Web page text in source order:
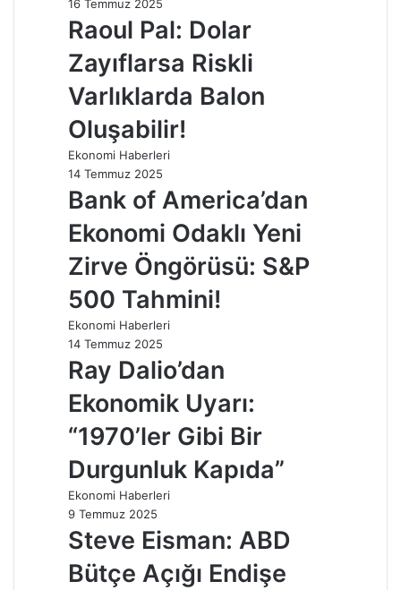
16 Temmuz 2025
Raoul Pal: Dolar
Zayıflarsa Riskli
Varlıklarda Balon
Oluşabilir!
Ekonomi Haberleri
14 Temmuz 2025
Bank of America’dan
Ekonomi Odaklı Yeni
Zirve Öngörüsü: S&P
500 Tahmini!
Ekonomi Haberleri
14 Temmuz 2025
Ray Dalio’dan
Ekonomik Uyarı:
“1970’ler Gibi Bir
Durgunluk Kapıda”
Ekonomi Haberleri
9 Temmuz 2025
Steve Eisman: ABD
Bütçe Açığı Endişe